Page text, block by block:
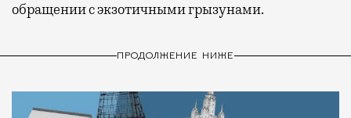
обращении с экзотичными грызунами.
ПРОДОЛЖЕНИЕ НИЖЕ